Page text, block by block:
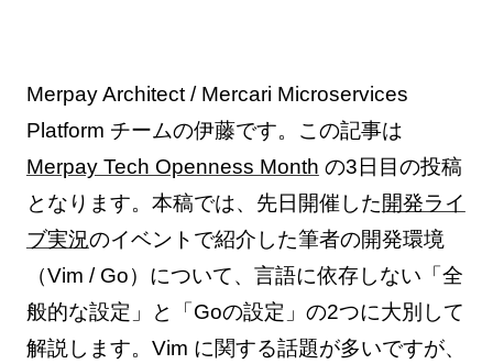
Merpay Architect / Mercari Microservices
Platform チームの伊藤です。この記事は
Merpay Tech Openness Month の3日目の投稿
となります。本稿では、先日開催した開発ライ
ブ実況のイベントで紹介した筆者の開発環境
（Vim / Go）について、言語に依存しない「全
般的な設定」と「Goの設定」の2つに大別して
解説します。Vim に関する話題が多いですが、